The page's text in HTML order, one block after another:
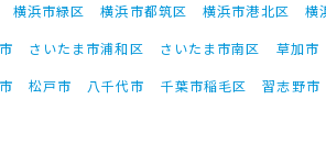
横浜市緑区 横浜市都筑区 横浜市港北区 横
さいたま市浦和区 さいたま市南区 草加市
松戸市 八千代市 千葉市稲毛区 習志野市